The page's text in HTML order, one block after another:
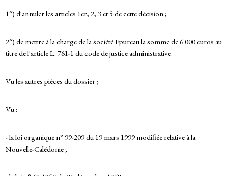
1°) d'annuler les articles 1er, 2, 3 et 5 de cette décision ;
2°) de mettre à la charge de la société Epureau la somme de 6 000 euros au
titre de l'article L. 761-1 du code de justice administrative.
Vu les autres pièces du dossier ;
Vu :
- la loi organique n° 99-209 du 19 mars 1999 modifiée relative à la
Nouvelle-Calédonie ;